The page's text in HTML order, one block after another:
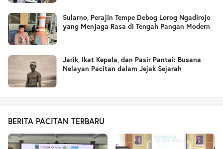
Sularno, Perajin Tempe Debog Lorog Ngadirojo
yang Menjaga Rasa di Tengah Pangan Modern
Jarik, Ikat Kepala, dan Pasir Pantai: Busana
Nelayan Pacitan dalam Jejak Sejarah
BERITA PACITAN TERBARU